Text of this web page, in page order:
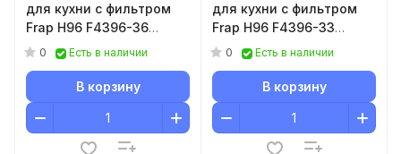
для кухни с фильтром
Frap H96 F4396-36
черный
0 Есть в наличии
В корзину
для кухни с фильтром
Frap H96 F4396-33
золотой сатин
0 Есть в наличии
В корзину